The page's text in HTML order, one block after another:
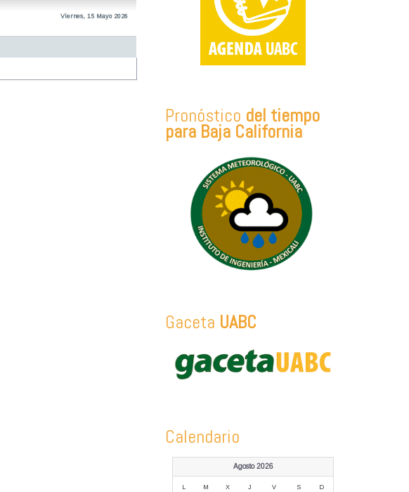
Viernes, 15 Mayo 2026
Pronóstico del tiempo
para Baja California
Gaceta UABC
Calendario
Agosto 2026
L M X J V S D